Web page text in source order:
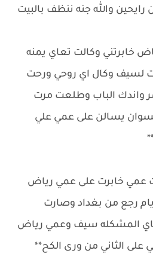
والله جنه ننظف بالبيت
خابرتني وكالت تعاي يمنه
لسيف وكال اي روحي ورحت
واندك الباب وطلعت مرت
يسالن على عمي علي
عمي خابرت على عمي رياض
رجع من بغداد وصارت
المشكله سيف وعمي رياض
على الثاني من ورى الكح**